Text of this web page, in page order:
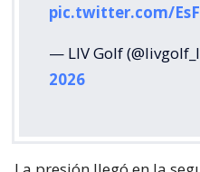
pic.twitter.com/
— LIV Golf
2026